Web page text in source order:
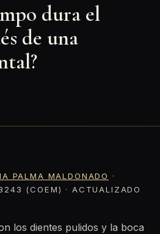
dura el
de una
PALMA MALDONADO
·
(COEM) · ACTUALIZADO
los dientes pulidos y la boca